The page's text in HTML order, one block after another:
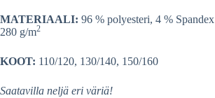
MATERIAALI: 96 % polyesteri, 4 % Spandex
280 g/m2
KOOT: 110/120, 130/140, 150/160
Saatavilla neljä eri väriä!